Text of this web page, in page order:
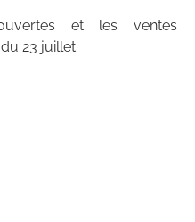
et les ventes
23 juillet.